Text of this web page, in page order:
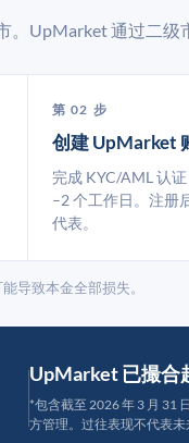
。UpMarket 通过二级
第 02 步
创建 UpMarket
完成 KYC/AML 认
–2 个工作日。注册
代表。
导致本金全部损失。
UpMarket 已撮合
*包含截至 2026 年 3 月 31
方管理。过往表现不代表未